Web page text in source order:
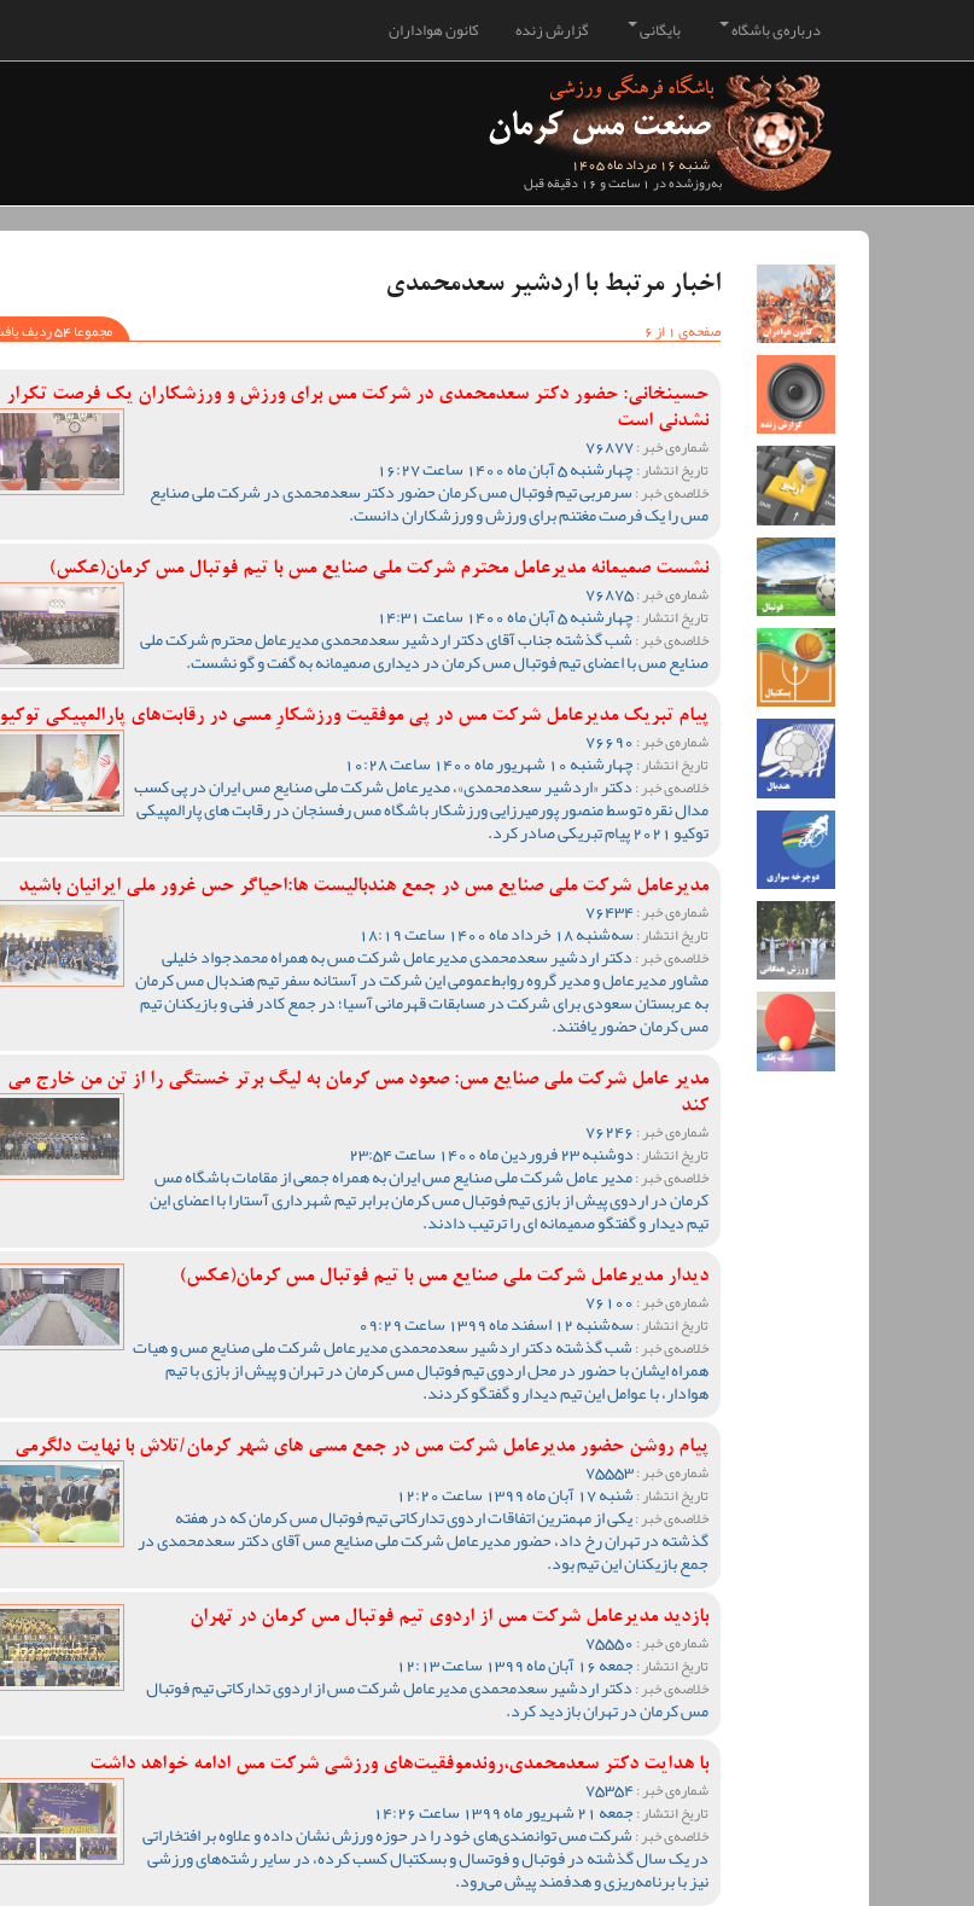
کانون هواداران گزارش زنده بایگانی درباره‌ی باشگاه
شنبه 16 مرداد ماه 1405
به‌روزشده در 1 ساعت و 16 دقیقه قبل
اخبار مرتبط با اردشیر سعدمحمدی
صفحه‌ی 1 از 6
مجموعا 54 ردیف یافت شد
حسینخانی: حضور دکتر سعدمحمدی در شرکت مس برای ورزش و ورزشکاران یک فرصت تکرار
نشدنی است
شماره‌ی خبر :76877
تاریخ انتشار :چهارشنبه 5 آبان ماه 1400 ساعت 16:27
خلاصه‌ی خبر :سرمربی تیم فوتبال مس کرمان حضور دکتر سعدمحمدی در شرکت ملی صنایع
مس را یک فرصت مغتنم برای ورزش و ورزشکاران دانست.
نشست صمیمانه مدیرعامل محترم شرکت ملی صنایع مس با تیم فوتبال مس کرمان(عکس)
شماره‌ی خبر :76875
تاریخ انتشار :چهارشنبه 5 آبان ماه 1400 ساعت 14:31
خلاصه‌ی خبر :شب گذشته جناب آقای دکتر اردشیر سعدمحمدی مدیرعامل محترم شرکت ملی
صنایع مس با اعضای تیم فوتبال مس کرمان در دیداری صمیمانه به گفت و گو نشست.
پیام تبریک مدیرعامل شرکت مس در پی موفقیت ورزشکارِ مسی در رقابت‌های پارالمپیکی توکیو
شماره‌ی خبر :
تاریخ انتشار :چهارشنبه 10 شهریور ماه 1400 ساعت 10:28
خلاصه‌ی خبر :دکتر «اردشیر سعدمحمدی»، مدیرعامل شرکت ملی صنایع مس ایران در پی کسب
مدال نقره توسط منصور پورمیرزایی ورزشکار باشگاه مس رفسنجان در رقابت های پارالمپیکی
توکیو 2021 پیام تبریکی صادر کرد.
مدیرعامل شرکت ملی صنایع مس در جمع هندبالیست ها:احیاگر حس غرور ملی ایرانیان باشید
شماره‌ی خبر :76434
تاریخ انتشار :سه‌شنبه 18 خرداد ماه 1400 ساعت 18:19
خلاصه‌ی خبر :دکتر اردشیر سعدمحمدی مدیرعامل شرکت مس به همراه محمدجواد خلیلی
مشاور مدیرعامل و مدیر گروه روابط‌عمومی این شرکت در آستانه سفر تیم هندبال مس کرمان
به عربستان سعودی برای شرکت در مسابقات قهرمانی آسیا؛ در جمع کادر فنی و بازیکنان تیم
مس کرمان حضور یافتند.
مدیر عامل شرکت ملی صنایع مس: صعود مس کرمان به لیگ برتر خستگی را از تن من خارج می
کند
شماره‌ی خبر :
تاریخ انتشار :دوشنبه 23 فروردین ماه 1400 ساعت 23:54
خلاصه‌ی خبر :مدیر عامل شرکت ملی صنایع مس ایران به همراه جمعی از مقامات باشگاه مس
کرمان در اردوی پیش از بازی تیم فوتبال مس کرمان برابر تیم شهرداری آستارا با اعضای این
تیم دیدار و گفتگو صمیمانه ای را ترتیب دادند.
دیدار مدیرعامل شرکت ملی صنایع مس با تیم فوتبال مس کرمان(عکس)
شماره‌ی خبر :
تاریخ انتشار :سه‌شنبه 12 اسفند ماه 1399 ساعت 09:29
خلاصه‌ی خبر :شب گذشته دکتر اردشیر سعدمحمدی مدیرعامل شرکت ملی صنایع مس و هیات
همراه ایشان با حضور در محل اردوی تیم فوتبال مس کرمان در تهران و پیش از بازی با تیم
هوادار، با عوامل این تیم دیدار و گفتگو کردند.
پیام روشن حضور مدیرعامل شرکت مس در جمع مسی های شهر کرمان/تلاش با نهایت دلگرمی
شماره‌ی خبر :75553
تاریخ انتشار :شنبه 17 آبان ماه 1399 ساعت 12:20
خلاصه‌ی خبر :یکی از مهمترین اتفاقات اردوی تدارکاتی تیم فوتبال مس کرمان که در هفته
گذشته در تهران رخ داد، حضور مدیرعامل شرکت ملی صنایع مس آقای دکتر سعدمحمدی در
جمع بازیکنان این تیم بود.
بازدید مدیرعامل شرکت مس از اردوی تیم فوتبال مس کرمان در تهران
شماره‌ی خبر :
تاریخ انتشار :جمعه 16 آبان ماه 1399 ساعت 12:13
خلاصه‌ی خبر :دکتر اردشیر سعدمحمدی مدیرعامل شرکت مس از اردوی تدارکاتی تیم فوتبال
مس کرمان در تهران بازدید کرد.
با هدایت دکتر سعدمحمدی،روندموفقیت‌های ورزشی شرکت مس ادامه خواهد داشت
شماره‌ی خبر :75354
تاریخ انتشار :جمعه 21 شهریور ماه 1399 ساعت 14:26
خلاصه‌ی خبر :شرکت مس توانمندی‌های خود را در حوزه ورزش نشان داده و علاوه بر افتخاراتی
در یک سال گذشته در فوتبال و فوتسال و بسکتبال کسب کرده، در سایر رشته‌های ورزشی
نیز با برنامه‌ریزی و هدفمند پیش می‌رود.